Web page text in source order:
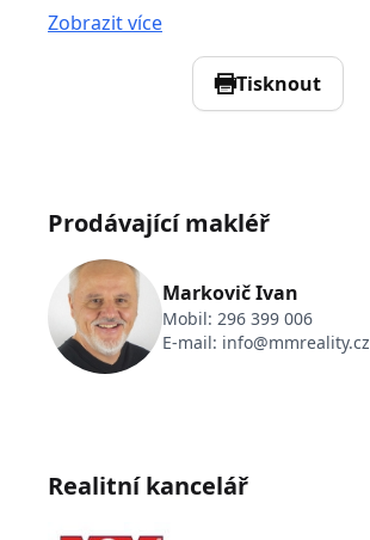
Zobrazit více
Tisknout
Prodávající makléř
Markovič Ivan
Mobil: 296 399 006
E-mail: info@mmreality.cz
Realitní kancelář